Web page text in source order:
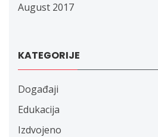
August 2017
KATEGORIJE
Događaji
Edukacija
Izdvojeno